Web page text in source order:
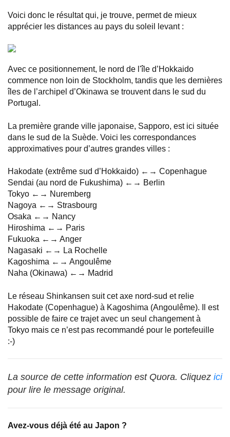
Voici donc le résultat qui, je trouve, permet de mieux
apprécier les distances au pays du soleil levant :
Avec ce positionnement, le nord de l'île d’Hokkaido
commence non loin de Stockholm, tandis que les dernières
îles de l’archipel d’Okinawa se trouvent dans le sud du
Portugal.
La première grande ville japonaise, Sapporo, est ici située
dans le sud de la Suède. Voici les correspondances
approximatives pour d’autres grandes villes :
Hakodate (extrême sud d’Hokkaido) ←→ Copenhague
Sendai (au nord de Fukushima) ←→ Berlin
Tokyo ←→ Nuremberg
Nagoya ←→ Strasbourg
Osaka ←→ Nancy
Hiroshima ←→ Paris
Fukuoka ←→ Anger
Nagasaki ←→ La Rochelle
Kagoshima ←→ Angoulême
Naha (Okinawa) ←→ Madrid
Le réseau Shinkansen suit cet axe nord-sud et relie
Hakodate (Copenhague) à Kagoshima (Angoulême). Il est
possible de faire ce trajet avec un seul changement à
Tokyo mais ce n’est pas recommandé pour le portefeuille
:-)
La source de cette information est Quora. Cliquez ici
pour lire le message original.
Avez-vous déjà été au Japon ?